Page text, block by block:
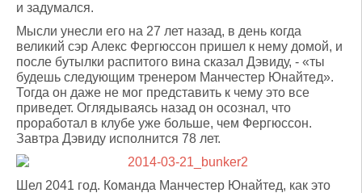
и задумался.
Мысли унесли его на 27 лет назад, в день когда
великий сэр Алекс Фергюссон пришел к нему домой, и
после бутылки распитого вина сказал Дэвиду, - «ты
будешь следующим тренером Манчестер Юнайтед».
Тогда он даже не мог представить к чему это все
приведет. Оглядываясь назад он осознал, что
проработал в клубе уже больше, чем Фергюссон.
Завтра Дэвиду исполнится 78 лет.
Шел 2041 год. Команда Манчестер Юнайтед, как это